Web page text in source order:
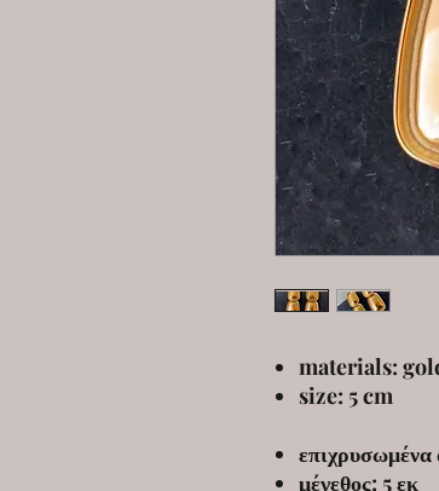
materials:
size: 5 cm
επιχρυσωμένα
μέγεθος: 5 εκ